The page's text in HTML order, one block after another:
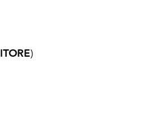
)